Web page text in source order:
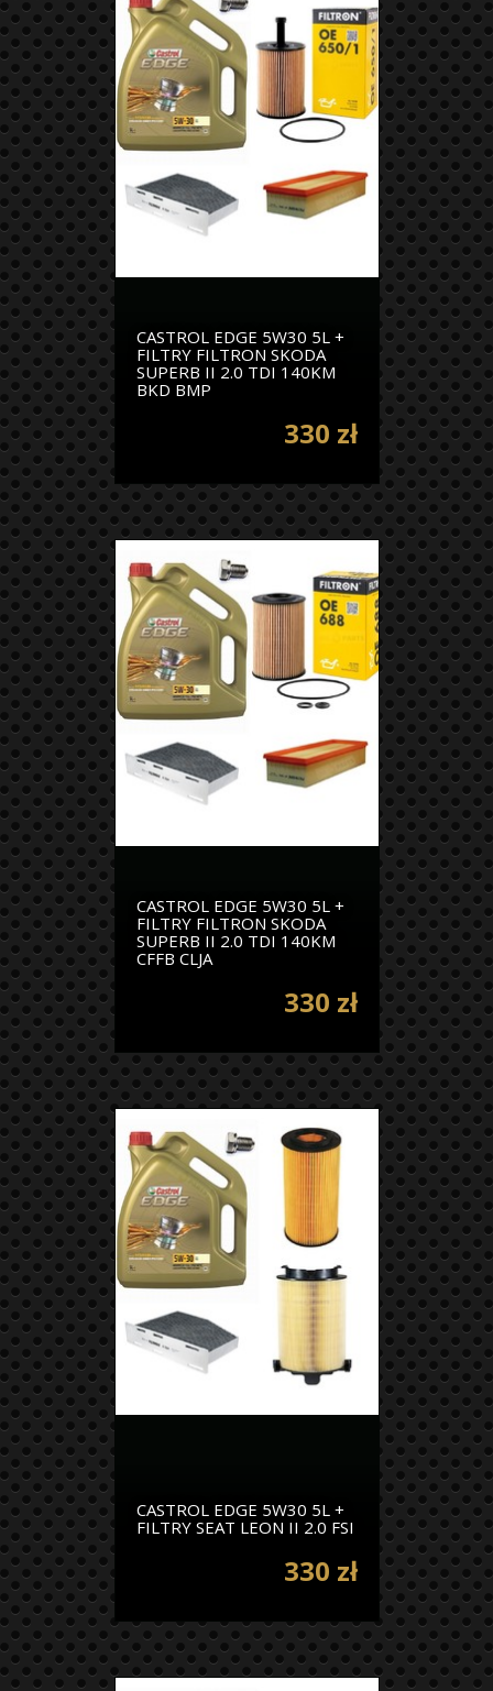
CASTROL EDGE 5W30 5L +
FILTRY FILTRON SKODA
SUPERB II 2.0 TDI 140KM
BKD BMP
330 zł
CASTROL EDGE 5W30 5L +
FILTRY FILTRON SKODA
SUPERB II 2.0 TDI 140KM
CFFB CLJA
330 zł
CASTROL EDGE 5W30 5L +
FILTRY SEAT LEON II 2.0 FSI
330 zł